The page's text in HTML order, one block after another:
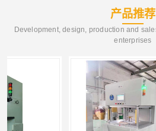
产品推荐
Development, design, production and
enterprises